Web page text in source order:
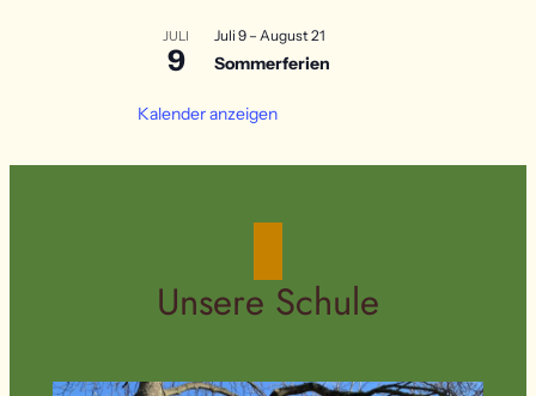
JULI
9
Juli 9 – August 21
Sommerferien
Kalender anzeigen
Unsere Schule